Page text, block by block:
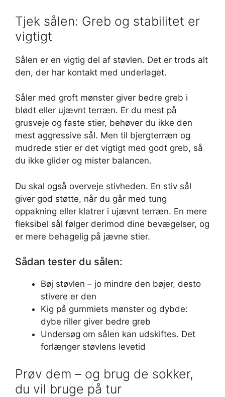
Tjek sålen: Greb og stabilitet er
vigtigt
Sålen er en vigtig del af støvlen. Det er trods alt
den, der har kontakt med underlaget.
Såler med groft mønster giver bedre greb i
blødt eller ujævnt terræn. Er du mest på
grusveje og faste stier, behøver du ikke den
mest aggressive sål. Men til bjergterræn og
mudrede stier er det vigtigt med godt greb, så
du ikke glider og mister balancen.
Du skal også overveje stivheden. En stiv sål
giver god støtte, når du går med tung
oppakning eller klatrer i ujævnt terræn. En mere
fleksibel sål følger derimod dine bevægelser, og
er mere behagelig på jævne stier.
Sådan tester du sålen:
Bøj støvlen – jo mindre den bøjer, desto
stivere er den
Kig på gummiets mønster og dybde:
dybe riller giver bedre greb
Undersøg om sålen kan udskiftes. Det
forlænger støvlens levetid
Prøv dem – og brug de sokker,
du vil bruge på tur